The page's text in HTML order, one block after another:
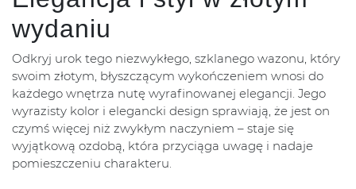
wydaniu
Odkryj urok tego niezwykłego, szklanego wazonu, który
swoim złotym, błyszczącym wykończeniem wnosi do
każdego wnętrza nutę wyrafinowanej elegancji. Jego
wyrazisty kolor i elegancki design sprawiają, że jest on
czymś więcej niż zwykłym naczyniem – staje się
wyjątkową ozdobą, która przyciąga uwagę i nadaje
pomieszczeniu charakteru.